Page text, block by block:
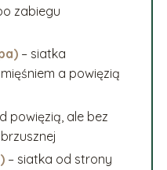
zabiegu
– siatka
a powięzią
powięzią, ale bez
– siatka od strony